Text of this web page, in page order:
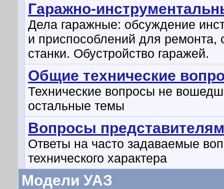
Гаражно-
Дела гаражные: обсуждение
и приспособлений для ремонта,
станки. Обустройство гаражей.
Общие технические
Технические вопросы не
остальные темы
Вопросы
Ответы на часто задаваемые
технического характера
Модели УАЗ